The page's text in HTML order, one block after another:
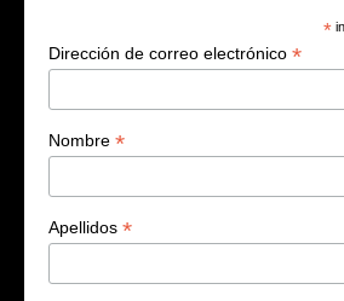
*
Dirección de correo electrónico *
Nombre *
Apellidos *